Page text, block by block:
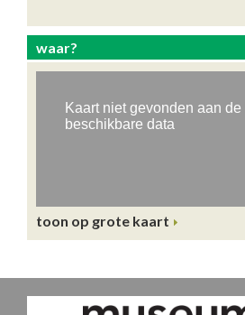
waar?
toon op grote kaart